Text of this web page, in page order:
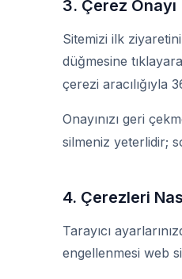
3. Çerez Onayı
Sitemizi ilk
düğmesine
çerezi aracılığıyla
Onayınızı geri
silmeniz yeterlidir;
4. Çerezleri
Tarayıcı
engellenmesi web